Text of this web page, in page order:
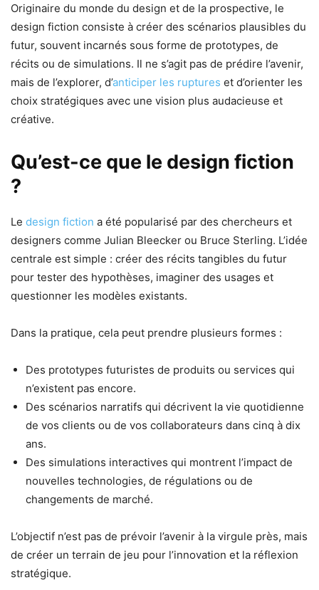
Originaire du monde du design et de la prospective, le
design fiction consiste à créer des scénarios plausibles du
futur, souvent incarnés sous forme de prototypes, de
récits ou de simulations. Il ne s’agit pas de prédire l’avenir,
mais de l’explorer, d’anticiper les ruptures et d’orienter les
choix stratégiques avec une vision plus audacieuse et
créative.
Qu’est-ce que le design fiction
?
Le design fiction a été popularisé par des chercheurs et
designers comme Julian Bleecker ou Bruce Sterling. L’idée
centrale est simple : créer des récits tangibles du futur
pour tester des hypothèses, imaginer des usages et
questionner les modèles existants.
Dans la pratique, cela peut prendre plusieurs formes :
Des prototypes futuristes de produits ou services qui
n’existent pas encore.
Des scénarios narratifs qui décrivent la vie quotidienne
de vos clients ou de vos collaborateurs dans cinq à dix
ans.
Des simulations interactives qui montrent l’impact de
nouvelles technologies, de régulations ou de
changements de marché.
L’objectif n’est pas de prévoir l’avenir à la virgule près, mais
de créer un terrain de jeu pour l’innovation et la réflexion
stratégique.